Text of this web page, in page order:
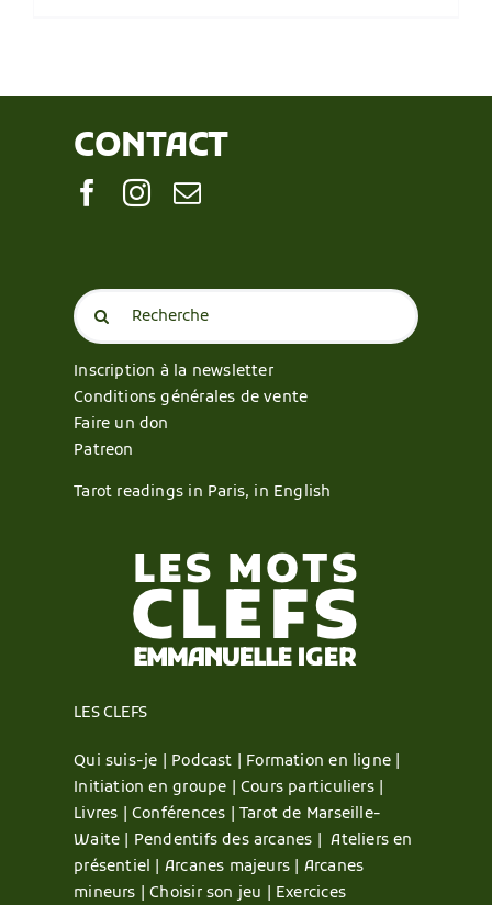
CONTACT
Search
for:
Inscription à la newsletter
Conditions générales de vente
Faire un don
Patreon
Tarot readings in Paris, in English
LES CLEFS
Qui suis-je | Podcast | Formation en ligne |
Initiation en groupe |Cours particuliers |
Livres |Conférences |Tarot de Marseille-
Waite | Pendentifs des arcanes |Ateliers en
présentiel | Arcanes majeurs | Arcanes
mineurs |Choisir son jeu | Exercices